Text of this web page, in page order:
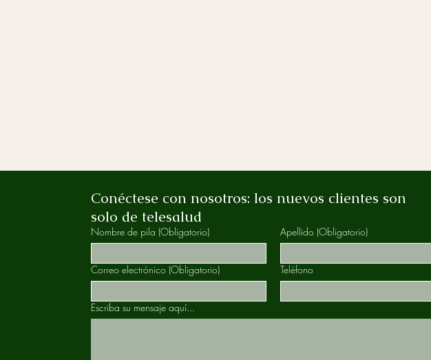
Conéctese con nosotros: los nuevos clientes son
solo de telesalud
Nombre de pila (Obligatorio) Apellido (Obligatorio)
Correo electrónico (Obligatorio) Teléfono
Escriba su mensaje aquí...